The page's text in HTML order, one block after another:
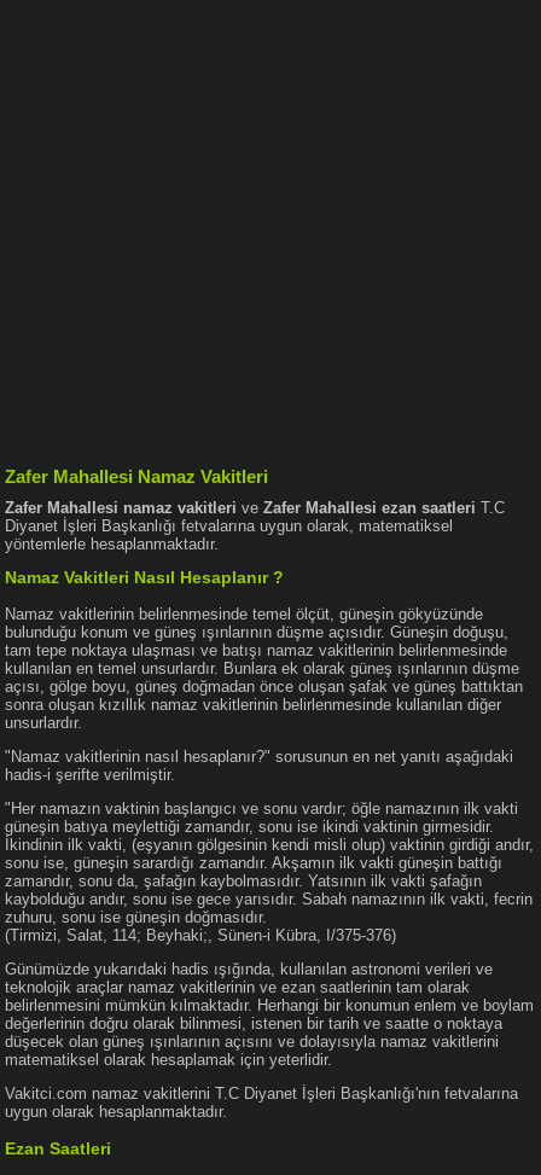
Zafer Mahallesi Namaz Vakitleri
Zafer Mahallesi namaz vakitleri veZafer Mahallesi ezan saatleri T.C
Diyanet İşleri Başkanlığı fetvalarına uygun olarak, matematiksel
yöntemlerle hesaplanmaktadır.
Namaz Vakitleri Nasıl Hesaplanır ?
Namaz vakitlerinin belirlenmesinde temel ölçüt, güneşin gökyüzünde
bulunduğu konum ve güneş ışınlarının düşme açısıdır. Güneşin doğuşu,
tam tepe noktaya ulaşması ve batışı namaz vakitlerinin belirlenmesinde
kullanılan en temel unsurlardır. Bunlara ek olarak güneş ışınlarının düşme
açısı, gölge boyu, güneş doğmadan önce oluşan şafak ve güneş battıktan
sonra oluşan kızıllık namaz vakitlerinin belirlenmesinde kullanılan diğer
unsurlardır.
"Namaz vakitlerinin nasıl hesaplanır?" sorusunun en net yanıtı aşağıdaki
hadis-i şerifte verilmiştir.
"Her namazın vaktinin başlangıcı ve sonu vardır; öğle namazının ilk vakti
güneşin batıya meylettiği zamandır, sonu ise ikindi vaktinin girmesidir.
İkindinin ilk vakti, (eşyanın gölgesinin kendi misli olup) vaktinin girdiği andır,
sonu ise, güneşin sarardığı zamandır. Akşamın ilk vakti güneşin battığı
zamandır, sonu da, şafağın kaybolmasıdır. Yatsının ilk vakti şafağın
kaybolduğu andır, sonu ise gece yarısıdır. Sabah namazının ilk vakti, fecrin
zuhuru, sonu ise güneşin doğmasıdır.
(Tirmizi, Salat, 114; Beyhaki;, Sünen-i Kübra, I/375-376)
Günümüzde yukarıdaki hadis ışığında, kullanılan astronomi verileri ve
teknolojik araçlar namaz vakitlerinin ve ezan saatlerinin tam olarak
belirlenmesini mümkün kılmaktadır. Herhangi bir konumun enlem ve boylam
değerlerinin doğru olarak bilinmesi, istenen bir tarih ve saatte o noktaya
düşecek olan güneş ışınlarının açısını ve dolayısıyla namaz vakitlerini
matematiksel olarak hesaplamak için yeterlidir.
Vakitci.com namaz vakitlerini T.C Diyanet İşleri Başkanlığı'nın fetvalarına
uygun olarak hesaplanmaktadır.
Ezan Saatleri